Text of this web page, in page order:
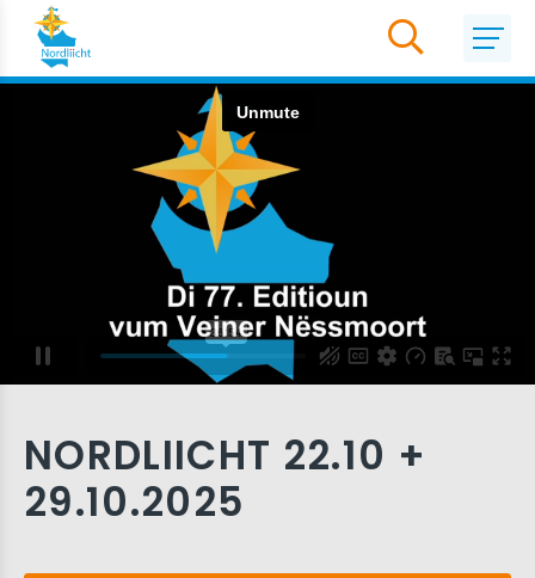
NORDLIICHT 22.10 +
29.10.2025